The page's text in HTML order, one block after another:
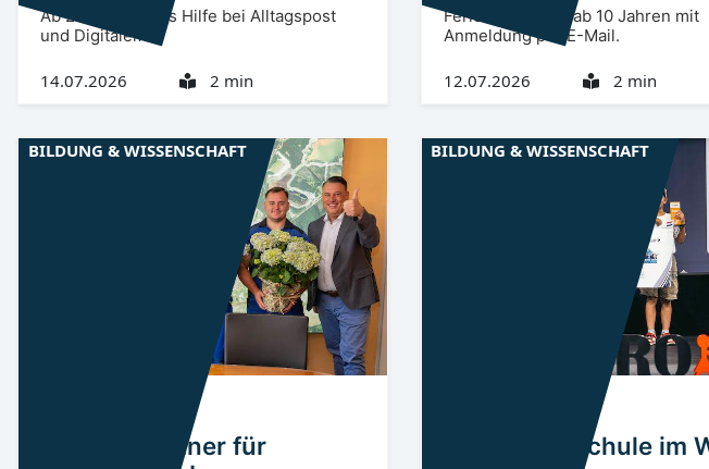
Ab 20. Juli gibt es Hilfe bei Alltagspost
und Digitalem.
14.07.2026 2 min
Ferienworkshop ab 10 Jahren mit
Anmeldung per E-Mail.
12.07.2026 2 min
Frische Gärtner für
BILDUNG & WISSENSCHAFT
Cottbuser Schule im
BILDUNG & WISSENSCHAFT